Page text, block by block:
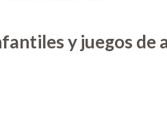
y juegos de